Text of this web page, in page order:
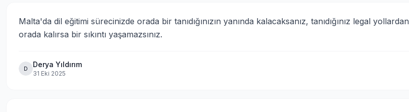
Malta'da dil eğitimi sürecinizde orada bir tanıdığınızın yanında kalacaksanız, tanıdığınız legal yollardan
orada kalırsa bir sıkıntı yaşamazsınız.
D Derya Yıldırım
31 Eki 2025